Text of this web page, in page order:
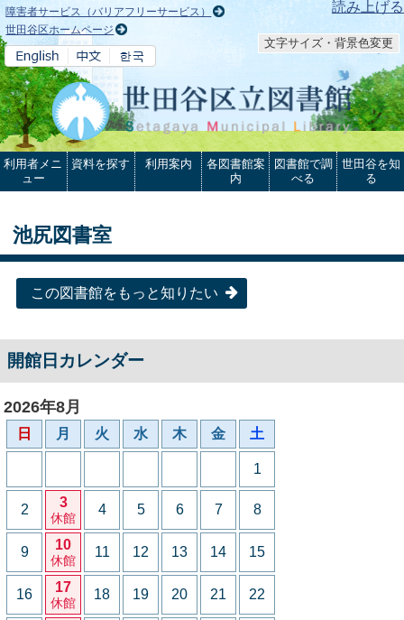
本文へ 読み上げる
障害者サービス（バリアフリーサービス）
世田谷区ホームページ
文字サイズ・背景色変更
利用者メニ
ュー
資料を探す 利用案内
各図書館案
内
図書館で調
べる
世田谷を知
る
池尻図書室
この図書館をもっと知りたい
開館日カレンダー
2026年8月
日 月 火 水 木 金 土
1
2 3
休館
4 5 6 7 8
9 10
休館
11 12 13 14 15
16 17
休館
18 19 20 21 22